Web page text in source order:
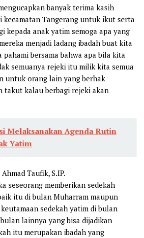
banyak terima kasih
kecamatan Tangerang untuk ikut serta
kepada anak yatim semoga apa yang
menjadi ladang ibadah buat kita
bersama bahwa apa bila kita
semuanya rejeki itu milik kita semua
untuk orang lain yang berhak
takut kalau berbagi rejeki akan
Melaksanakan Agenda Rutin
Yatim
Taufik, S.IP.
seseorang memberikan sedekah
itu di bulan Muharram maupun
sedekah yatim di bulan
lainnya yang bisa dijadikan
itu merupakan ibadah yang